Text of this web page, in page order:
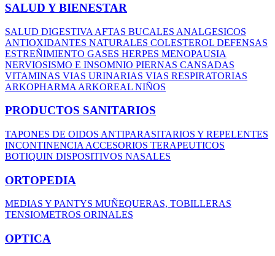
SALUD Y BIENESTAR
SALUD DIGESTIVA AFTAS BUCALES ANALGESICOS
ANTIOXIDANTES NATURALES COLESTEROL DEFENSAS
ESTREÑIMIENTO GASES HERPES MENOPAUSIA
NERVIOSISMO E INSOMNIO PIERNAS CANSADAS
VITAMINAS VIAS URINARIAS VIAS RESPIRATORIAS
ARKOPHARMA ARKOREAL NIÑOS
PRODUCTOS SANITARIOS
TAPONES DE OIDOS ANTIPARASITARIOS Y REPELENTES
INCONTINENCIA ACCESORIOS TERAPEUTICOS
BOTIQUIN DISPOSITIVOS NASALES
ORTOPEDIA
MEDIAS Y PANTYS MUÑEQUERAS, TOBILLERAS
TENSIOMETROS ORINALES
OPTICA